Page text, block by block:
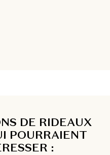
DE RIDEAUX
POURRAIENT
: